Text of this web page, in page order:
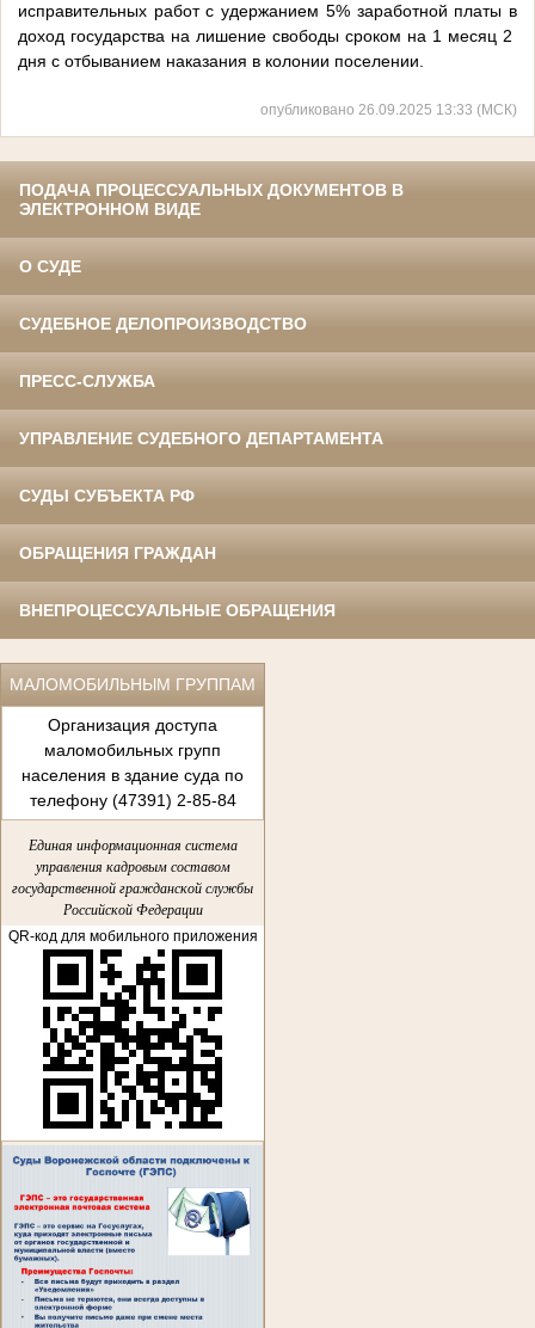
исправительных работ с удержанием 5% заработной платы в
доход государства на лишение свободы сроком на 1 месяц 2
дня с отбыванием наказания в колонии поселении.
опубликовано 26.09.2025 13:33 (МСК)
ПОДАЧА ПРОЦЕССУАЛЬНЫХ ДОКУМЕНТОВ В
ЭЛЕКТРОННОМ ВИДЕ
О СУДЕ
СУДЕБНОЕ ДЕЛОПРОИЗВОДСТВО
ПРЕСС-СЛУЖБА
УПРАВЛЕНИЕ СУДЕБНОГО ДЕПАРТАМЕНТА
СУДЫ СУБЪЕКТА РФ
ОБРАЩЕНИЯ ГРАЖДАН
ВНЕПРОЦЕССУАЛЬНЫЕ ОБРАЩЕНИЯ
МАЛОМОБИЛЬНЫМ ГРУППАМ
Организация доступа
маломобильных групп
населения в здание суда по
телефону (47391) 2-85-84
Единая информационная система
управления кадровым составом
государственной гражданской службы
Российской Федерации
QR-код для мобильного приложения